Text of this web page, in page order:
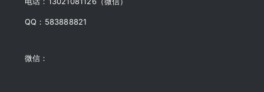
QQ：583888821
微信：